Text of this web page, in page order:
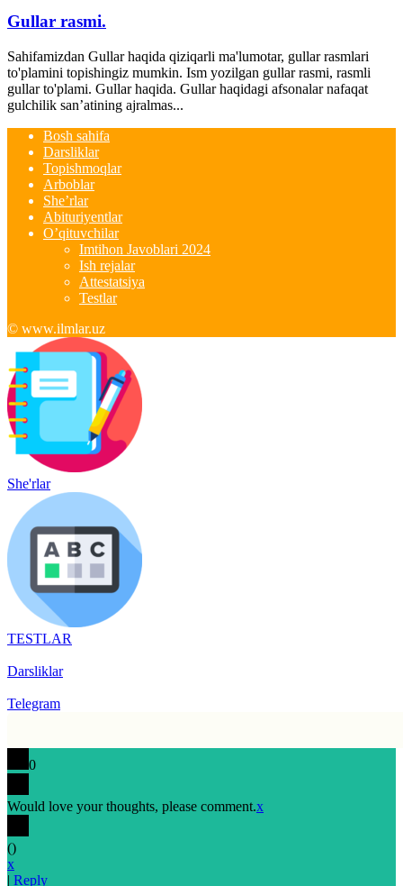
Gullar rasmi.
Sahifamizdan Gullar haqida qiziqarli ma'lumotar, gullar rasmlari
to'plamini topishingiz mumkin. Ism yozilgan gullar rasmi, rasmli
gullar to'plami. Gullar haqida. Gullar haqidagi afsonalar nafaqat
gulchilik san’atining ajralmas...
Bosh sahifa
Darsliklar
Topishmoqlar
Arboblar
She’rlar
Abituriyentlar
O’qituvchilar
Imtihon Javoblari 2024
Ish rejalar
Attestatsiya
Testlar
© www.ilmlar.uz
She'rlar
TESTLAR
Darsliklar
Telegram
0
Would love your thoughts, please comment.x
()
x
| Reply